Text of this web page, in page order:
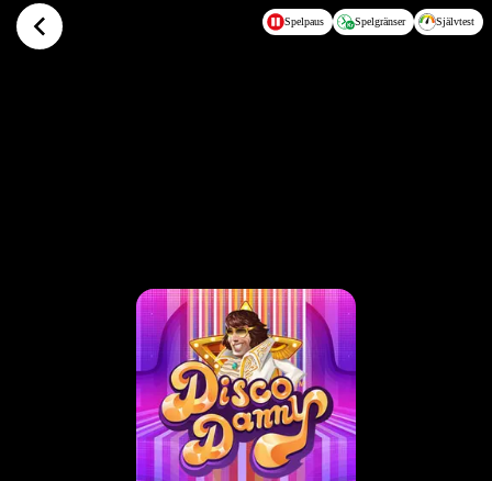
Hoppa till huvudinnehållet Spelpaus Spelgränser Självtest